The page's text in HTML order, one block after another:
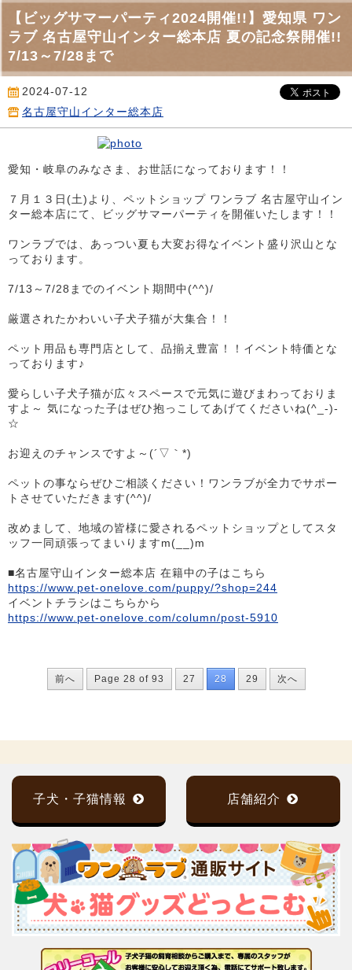
【ビッグサマーパーティ2024開催!!】愛知県 ワン
ラブ 名古屋守山インター総本店 夏の記念祭開催!!
7/13～7/28まで
2024-07-12
名古屋守山インター総本店
愛知・岐阜のみなさま、お世話になっております！！
７月１３日(土)より、ペットショップ ワンラブ 名古屋守山イン
ター総本店にて、ビッグサマーパーティを開催いたします！！
ワンラブでは、あっつい夏も大変お得なイベント盛り沢山とな
っております。
7/13～7/28までのイベント期間中(^^)/
厳選されたかわいい子犬子猫が大集合！！
ペット用品も専門店として、品揃え豊富！！イベント特価とな
っております♪
愛らしい子犬子猫が広々スペースで元気に遊びまわっておりま
すよ～ 気になった子はぜひ抱っこしてあげてくださいね(^_-)-
☆
お迎えのチャンスですよ～(´▽｀*)
ペットの事ならぜひご相談ください！ワンラブが全力でサポー
トさせていただきます(^^)/
改めまして、地域の皆様に愛されるペットショップとしてスタ
ッフ一同頑張ってまいりますm(__)m
■名古屋守山インター総本店 在籍中の子はこちら
https://www.pet-onelove.com/puppy/?shop=244
イベントチラシはこちらから
https://www.pet-onelove.com/column/post-5910
前へ Page 28 of 93 27 28 29 次へ
子犬・子猫情報 店舗紹介